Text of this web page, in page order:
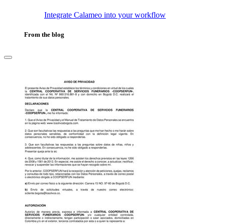
Integrate Calameo into your workflow
From the blog